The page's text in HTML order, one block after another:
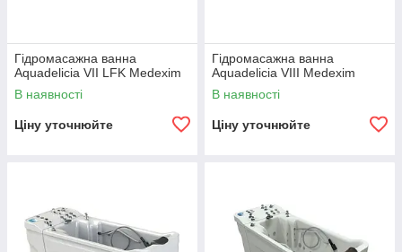
Гідромасажна ванна
Aquadelicia VII LFK Medexim
В наявності
Ціну уточнюйте
Гідромасажна ванна
Aquadelicia VIII Medexim
В наявності
Ціну уточнюйте